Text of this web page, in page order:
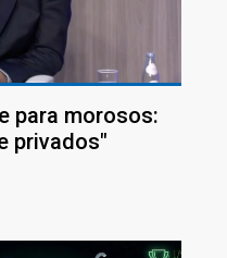
para morosos:
privados"